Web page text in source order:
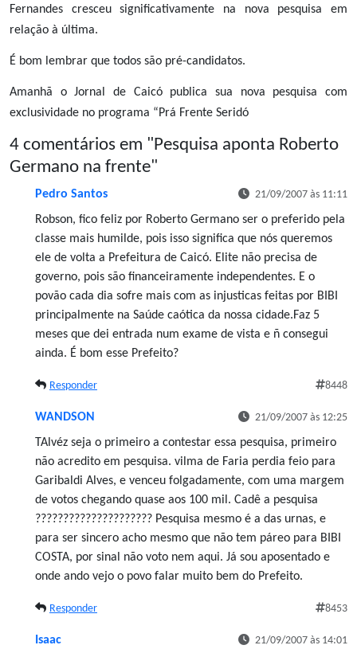
Fernandes cresceu significativamente na nova pesquisa em
relação à última.
É bom lembrar que todos são pré-candidatos.
Amanhã o Jornal de Caicó publica sua nova pesquisa com
exclusividade no programa “Prá Frente Seridó
4 comentários em "Pesquisa aponta Roberto
Germano na frente"
Pedro Santos 21/09/2007 às 11:11
Robson, fico feliz por Roberto Germano ser o preferido pela
classe mais humilde, pois isso significa que nós queremos
ele de volta a Prefeitura de Caicó. Elite não precisa de
governo, pois são financeiramente independentes. E o
povão cada dia sofre mais com as injusticas feitas por BIBI
principalmente na Saúde caótica da nossa cidade.Faz 5
meses que dei entrada num exame de vista e ñ consegui
ainda. É bom esse Prefeito?
Responder 8448
WANDSON 21/09/2007 às 12:25
TAlvéz seja o primeiro a contestar essa pesquisa, primeiro
não acredito em pesquisa. vilma de Faria perdia feio para
Garibaldi Alves, e venceu folgadamente, com uma margem
de votos chegando quase aos 100 mil. Cadê a pesquisa
????????????????????? Pesquisa mesmo é a das urnas, e
para ser sincero acho mesmo que não tem páreo para BIBI
COSTA, por sinal não voto nem aqui. Já sou aposentado e
onde ando vejo o povo falar muito bem do Prefeito.
Responder 8453
Isaac 21/09/2007 às 14:01